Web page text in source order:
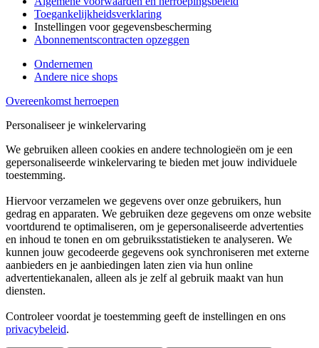
Toegankelijkheidsverklaring
Instellingen voor gegevensbescherming
Abonnementscontracten opzeggen
Ondernemen
Andere nice shops
Overeenkomst herroepen
Personaliseer je winkelervaring
We gebruiken alleen cookies en andere technologieën om je een
gepersonaliseerde winkelervaring te bieden met jouw individuele
toestemming.
Hiervoor verzamelen we gegevens over onze gebruikers, hun
gedrag en apparaten. We gebruiken deze gegevens om onze website
voortdurend te optimaliseren, om je gepersonaliseerde advertenties
en inhoud te tonen en om gebruiksstatistieken te analyseren. We
kunnen jouw gecodeerde gegevens ook synchroniseren met externe
aanbieders en je aanbiedingen laten zien via hun online
advertentiekanalen, alleen als je zelf al gebruik maakt van hun
diensten.
Controleer voordat je toestemming geeft de instellingen en ons
privacybeleid.